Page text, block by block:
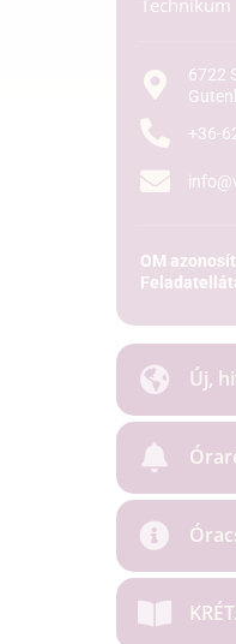
6722
+36-
OM
Új,